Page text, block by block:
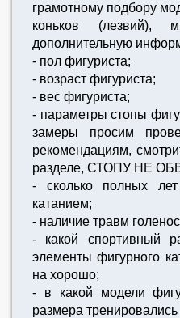
грамотному подбору
коньков (лезвий),
дополнительную
- пол фигуриста;
- возраст фигуриста;
- вес фигуриста;
- параметры стопы
замеры просим
рекомендациям,
разделе, СТОПУ НЕ
- сколько полных
катанием;
- наличие травм
- какой спортивный
элементы фигурного
на хорошо;
- в какой модели
размера